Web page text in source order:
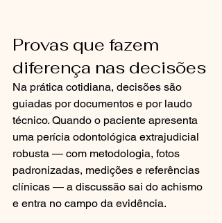
Provas que fazem
diferença nas decisões
Na prática cotidiana, decisões são
guiadas por documentos e por laudo
técnico. Quando o paciente apresenta
uma perícia odontológica extrajudicial
robusta — com metodologia, fotos
padronizadas, medições e referências
clínicas — a discussão sai do achismo
e entra no campo da evidência.